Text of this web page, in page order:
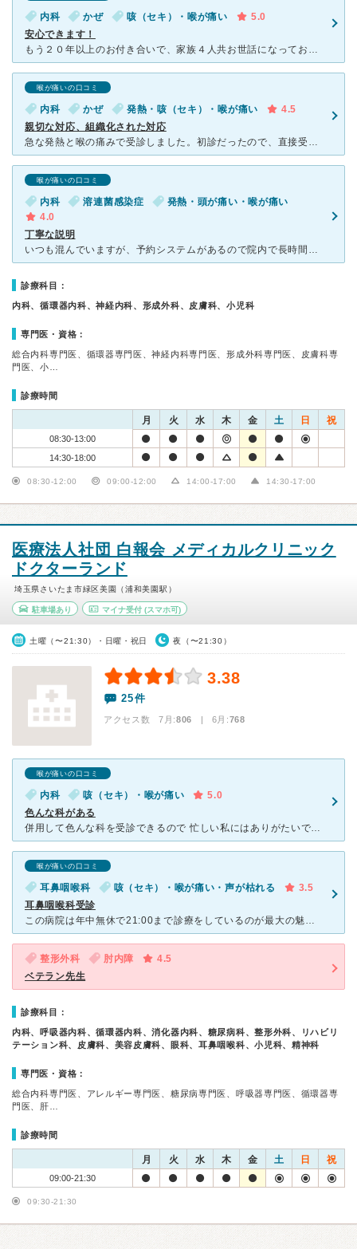
内科 かぜ 咳（セキ）・喉が痛い
5.0
安心できます！
もう２０年以上のお付き合いで、家族４人共お世話になっております。主にかぜをひいた時に診てもらっていますが、その他に予防接種もお願いしております。 診察については、兎に角患者を安心させることが上手で、
喉が痛いの口コミ
内科 かぜ 発熱・咳（セキ）・喉が痛い
4.5
親切な対応、組織化された対応
急な発熱と喉の痛みで受診しました。初診だったので、直接受付に電話して予約できました。初診でなければ、受付電話で予約ができます。混雑していましたが、受付は３名で担当され、効率が良いです。 問診はま
喉が痛いの口コミ
内科 溶連菌感染症
発熱・頭が痛い・喉が痛い
4.0
丁寧な説明
いつも混んでいますが、予約システムがあるので院内で長時間待たずにすみます。 家族が感染症で自分も同じ症状だと伝えると別室に案内されてそこで待つことになります。 検査をして感染症であれば、会計までほ
診療科目：
内科、循環器内科、神経内科、形成外科、皮膚科、小児科
専門医・資格：
総合内科専門医、循環器専門医、神経内科専門医、形成外科専門医、皮膚科専
門医、小…
診療時間
月 火 水 木 金 土 日 祝
08:30-13:00
14:30-18:00
08:30-12:00 09:00-12:00 14:00-17:00 14:30-17:00
医療法人社団 白報会 メディカルクリニック
ドクターランド
埼玉県さいたま市緑区美園（浦和美園駅）
駐車場あり マイナ受付(スマホ可)
土曜（〜21:30）・日曜・祝日 夜（〜21:30）
3.38
25件
アクセス数 7月:806 | 6月:768
喉が痛いの口コミ
内科 咳（セキ）・喉が痛い
5.0
色んな科がある
併用して色んな科を受診できるので 忙しい私にはありがたいです。 もともと喘息持ちなので、毎回常用している薬を処方してもらったり、風邪を引いたときに伺ったりしています。 先生が事前にＨＰで確認でき
喉が痛いの口コミ
耳鼻咽喉科 咳（セキ）・喉が痛い・声が枯れる
3.5
耳鼻咽喉科受診
この病院は年中無休で21:00まで診療をしているのが最大の魅力です。 今回祝日に受診したこともあり、大変混み合ってました。 そのせいか分かりませんが、診察時間は1分程度だったでしょうか。 初診だ
整形外科 肘内障
4.5
ベテラン先生
診療科目：
内科、呼吸器内科、循環器内科、消化器内科、糖尿病科、整形外科、リハビリ
テーション科、皮膚科、美容皮膚科、眼科、耳鼻咽喉科、小児科、精神科
専門医・資格：
総合内科専門医、アレルギー専門医、糖尿病専門医、呼吸器専門医、循環器専
門医、肝…
診療時間
月 火 水 木 金 土 日 祝
09:00-21:30
09:30-21:30